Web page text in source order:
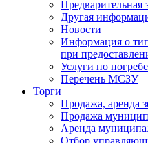
Предварительная
Другая
Новости
Информация о
при
Услуги по
Перечень МСЗУ
Торги
Продажа, аренда
Продажа
Аренда
Отбор